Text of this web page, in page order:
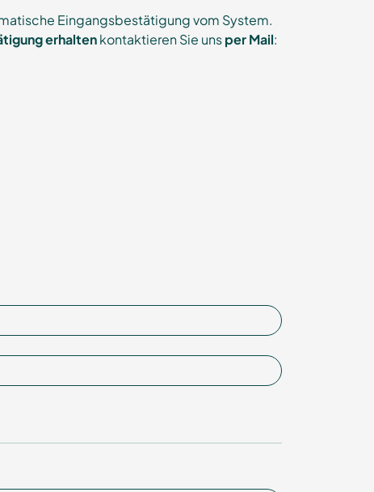
Eingangsbestätigung vom System.
erhaltenkontaktieren Sie unsper Mail: